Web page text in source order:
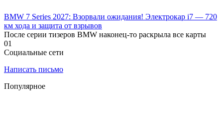
BMW 7 Series 2027: Взорвали ожидания! Электрокар i7 — 720
км хода и защита от взрывов
После серии тизеров BMW наконец-то раскрыла все карты
01
Социальные сети
Написать письмо
Популярное